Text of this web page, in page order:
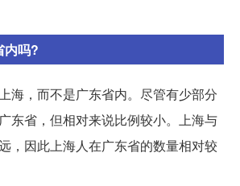
内吗?
海，而不是广东省内。尽管有少部分
东省，但相对来说比例较小。上海与
，因此上海人在广东省的数量相对较